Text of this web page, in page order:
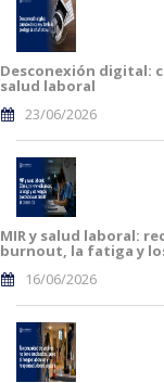
Desconexión digital:
salud laboral
23/06/2026
MIR y salud laboral:
burnout, la fatiga y
16/06/2026